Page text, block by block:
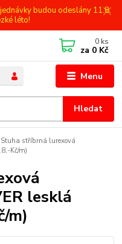
budou odeslány 11.8.
léto!
Menu
Hledat
0 ks
za 0 Kč
Stuha stříbrná lurexová
Kč/m)
lesklá
m)